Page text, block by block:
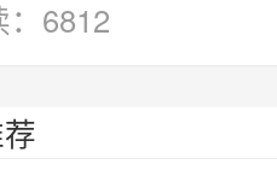
：6812